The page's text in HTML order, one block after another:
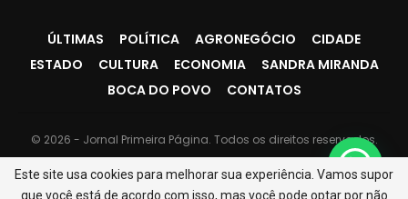
ÚLTIMAS POLÍTICA AGRONEGÓCIO
CIDADE
ESTADO
CULTURA ECONOMIA
SANDRA MIRANDA
BOCA DO POVO
CONTATOS
© 2026 - Jornal Primeira Página. Todos os direitos reservados.
Este site usa cookies para melhorar sua experiência. Vamos supor
que você está de acordo com isso, mas você pode optar por não